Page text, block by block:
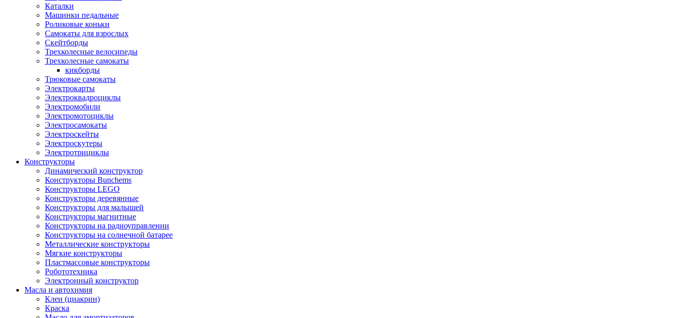
Каталки
Машинки педальные
Роликовые коньки
Самокаты для взрослых
Скейтборды
Трехколесные велосипеды
Трехколесные самокаты
кикборды
Трюковые самокаты
Электрокарты
Электроквадроциклы
Электромобили
Электромотоциклы
Электросамокаты
Электроскейты
Электроскутеры
Электротрициклы
Конструкторы
Динамический конструктор
Конструкторы Bunchems
Конструкторы LEGO
Конструкторы деревянные
Конструкторы для малышей
Конструкторы магнитные
Конструкторы на радиоуправлении
Конструкторы на солнечной батарее
Металлические конструкторы
Мягкие конструкторы
Пластмассовые конструкторы
Робототехника
Электронный конструктор
Масла и автохимия
Клеи (циакрин)
Краска